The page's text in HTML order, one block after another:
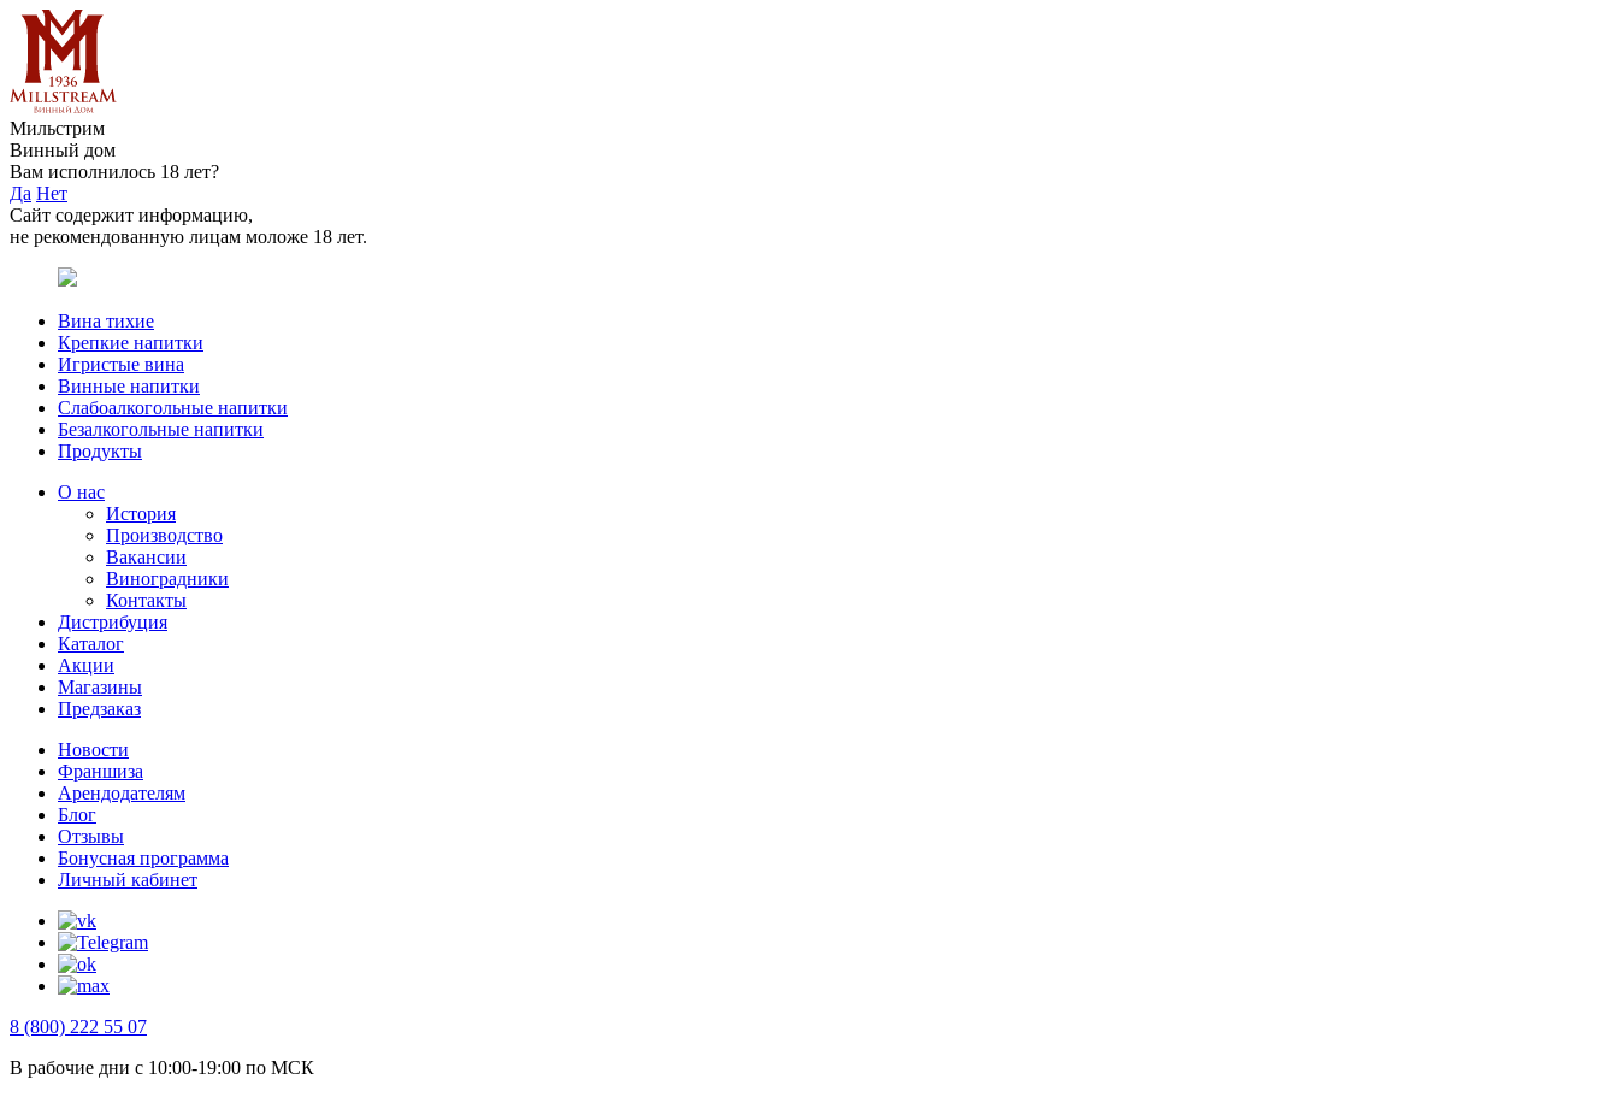
Мильстрим
Винный дом
Вам исполнилось 18 лет?
Да Нет
Сайт содержит информацию,
не рекомендованную лицам моложе 18 лет.
Вина тихие
Крепкие напитки
Игристые вина
Винные напитки
Слабоалкогольные напитки
Безалкогольные напитки
Продукты
О нас
История
Производство
Вакансии
Виноградники
Контакты
Дистрибуция
Каталог
Акции
Магазины
Предзаказ
Новости
Франшиза
Арендодателям
Блог
Отзывы
Бонусная программа
Личный кабинет
8 (800) 222 55 07
В рабочие дни с 10:00-19:00 по МСК